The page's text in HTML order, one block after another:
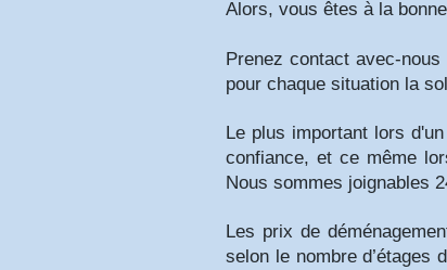
Alors, vous êtes à la
Prenez contact avec-
pour chaque situation la
Le plus important lors
confiance, et ce même
Nous sommes joignables
Les prix de
selon le nombre